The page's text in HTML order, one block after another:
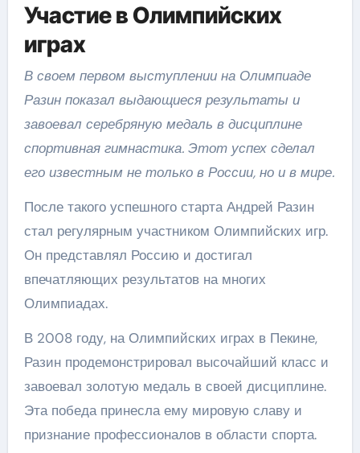
Участие в Олимпийских
играх
В своем первом выступлении на Олимпиаде
Разин показал выдающиеся результаты и
завоевал серебряную медаль в дисциплине
спортивная гимнастика. Этот успех сделал
его известным не только в России, но и в мире.
После такого успешного старта Андрей Разин
стал регулярным участником Олимпийских игр.
Он представлял Россию и достигал
впечатляющих результатов на многих
Олимпиадах.
В 2008 году, на Олимпийских играх в Пекине,
Разин продемонстрировал высочайший класс и
завоевал золотую медаль в своей дисциплине.
Эта победа принесла ему мировую славу и
признание профессионалов в области спорта.